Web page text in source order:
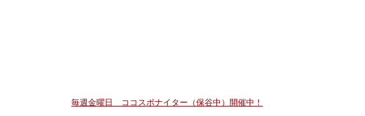
毎週金曜日 ココスポナイター（保谷中）開催中！